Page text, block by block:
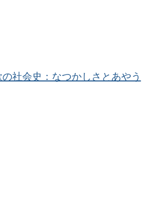
社会史：なつかしさとあやう